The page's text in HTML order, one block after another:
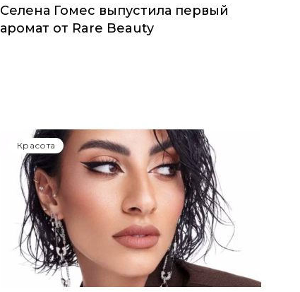
Селена Гомес выпустила первый
аромат от Rare Beauty
Красота